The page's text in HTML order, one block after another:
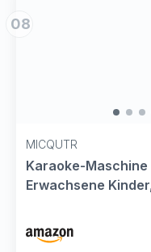
08
MICQUTR
Karaoke-
Erwachsene
System mit
unterstützt Rec/